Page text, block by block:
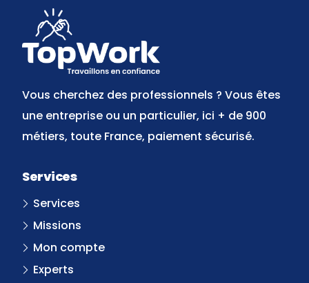
Vous cherchez des professionnels ? Vous êtes
une entreprise ou un particulier, ici + de 900
métiers, toute France, paiement sécurisé.
Services
Services
Missions
Mon compte
Experts